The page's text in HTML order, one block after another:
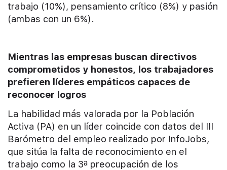
trabajo (10%), pensamiento crítico (8%) y pasión
(ambas con un 6%).
Mientras las empresas buscan directivos
comprometidos y honestos, los trabajadores
prefieren líderes empáticos capaces de
reconocer logros
La habilidad más valorada por la Población
Activa (PA) en un líder coincide con datos del III
Barómetro del empleo realizado por InfoJobs,
que sitúa la falta de reconocimiento en el
trabajo como la 3ª preocupación de los